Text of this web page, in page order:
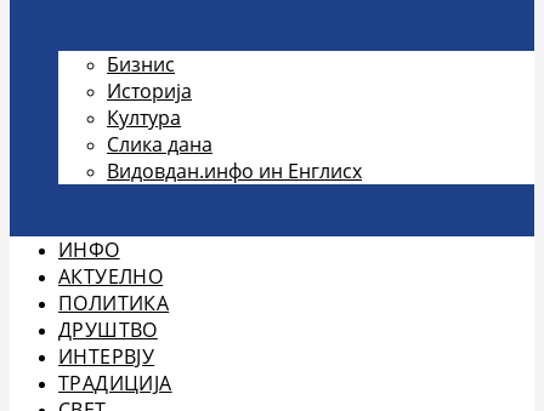
Бизнис
Историја
Култура
Слика дана
Видовдан.инфо ин Енглисх
ИНФО
АКТУЕЛНО
ПОЛИТИКА
ДРУШТВО
ИНТЕРВЈУ
ТРАДИЦИЈА